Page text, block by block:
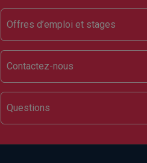
Footer
Offres d’emploi et stages
Contactez-nous
Questions